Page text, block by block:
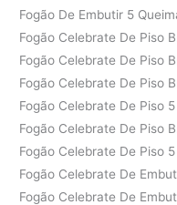
Fogão De Embutir 5
Fogão Celebrate De Piso
Fogão Celebrate De Piso
Fogão Celebrate De Piso
Fogão Celebrate De Piso
Fogão Celebrate De Piso
Fogão Celebrate De Piso
Fogão Celebrate De
Fogão Celebrate De